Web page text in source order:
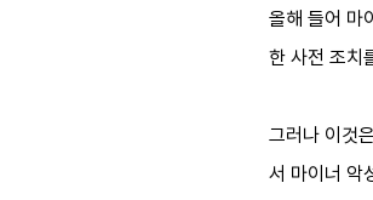
올해 들어 마
한 사전 조치
그러나 이것
서 마이너 악